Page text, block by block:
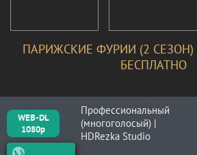
ПАРИЖСКИЕ ФУРИИ (2 СЕЗОН)
БЕСПЛАТНО
WEB-DL
1080p
Профессиональный
(многоголосый) |
HDRezka Studio